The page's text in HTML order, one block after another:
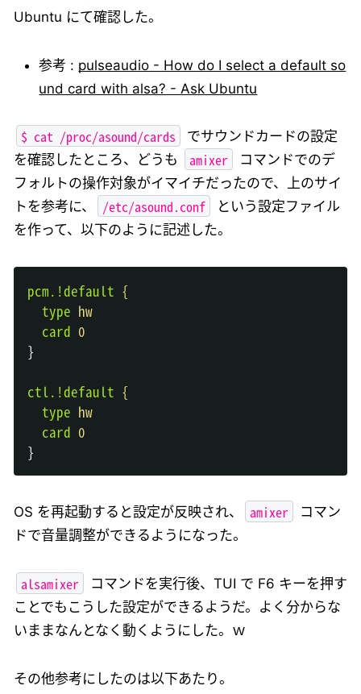
Ubuntu にて確認した。
参考 : pulseaudio - How do I select a default so
und card with alsa? - Ask Ubuntu
$ cat /proc/asound/cards
でサウンドカードの設定
を確認したところ、どうも
amixer
コマンドでのデ
フォルトの操作対象がイマイチだったので、上のサイ
トを参考に、
/etc/asound.conf
という設定ファイル
を作って、以下のように記述した。
pcm.!default {
  type
hw
  card
0
}
ctl.!default {
  type
hw
  card
0
OS を再起動すると設定が反映され、 amixer
コマン
ドで音量調整ができるようになった。
alsamixer
コマンドを実行後、TUI で F6 キーを押す
ことでもこうした設定ができるようだ。よく分からな
いままなんとなく動くようにした。ｗ
その他参考にしたのは以下あたり。